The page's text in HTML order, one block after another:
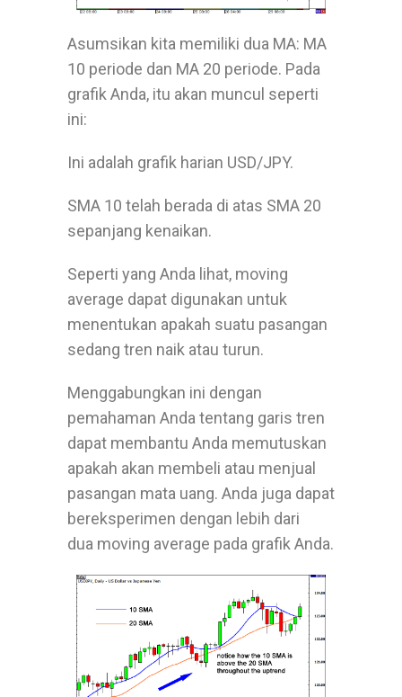
Asumsikan kita memiliki dua MA: MA
10 periode dan MA 20 periode. Pada
grafik Anda, itu akan muncul seperti
ini:
Ini adalah grafik harian USD/JPY.
SMA 10 telah berada di atas SMA 20
sepanjang kenaikan.
Seperti yang Anda lihat, moving
average dapat digunakan untuk
menentukan apakah suatu pasangan
sedang tren naik atau turun.
Menggabungkan ini dengan
pemahaman Anda tentang garis tren
dapat membantu Anda memutuskan
apakah akan membeli atau menjual
pasangan mata uang. Anda juga dapat
bereksperimen dengan lebih dari
dua moving average pada grafik Anda.